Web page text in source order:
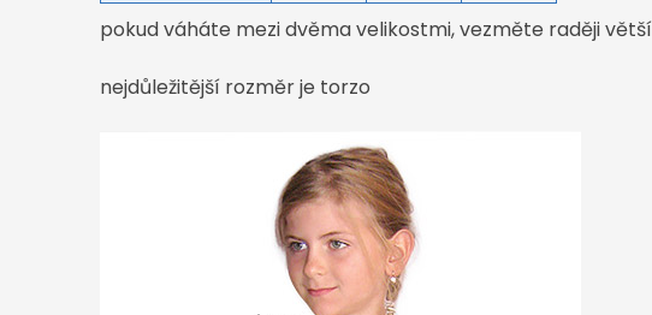
pokud váháte mezi dvěma velikostmi, vezměte raději větší
nejdůležitější rozměr je torzo